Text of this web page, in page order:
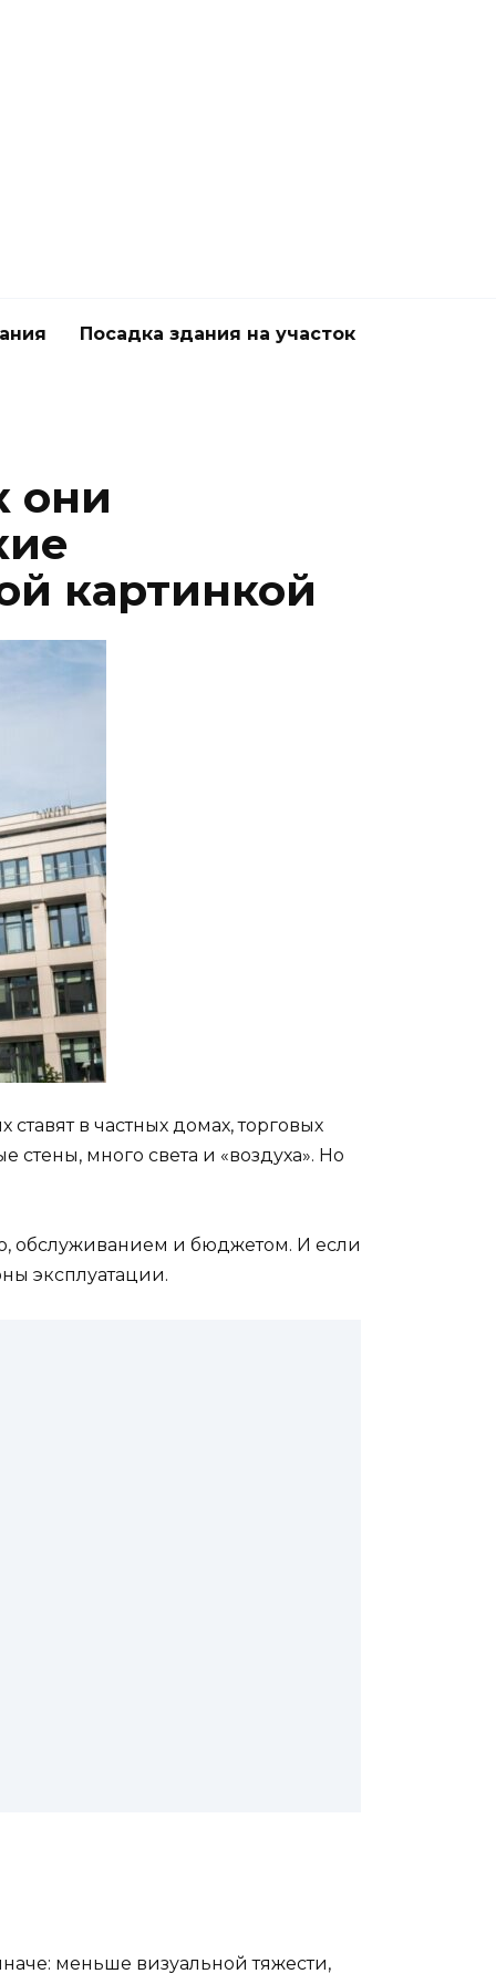
Посадка здания на участок
они
картинкой
в частных домах, торговых
стены, много света и «воздуха». Но
обслуживанием и бюджетом. И если
эксплуатации.
меньше визуальной тяжести,